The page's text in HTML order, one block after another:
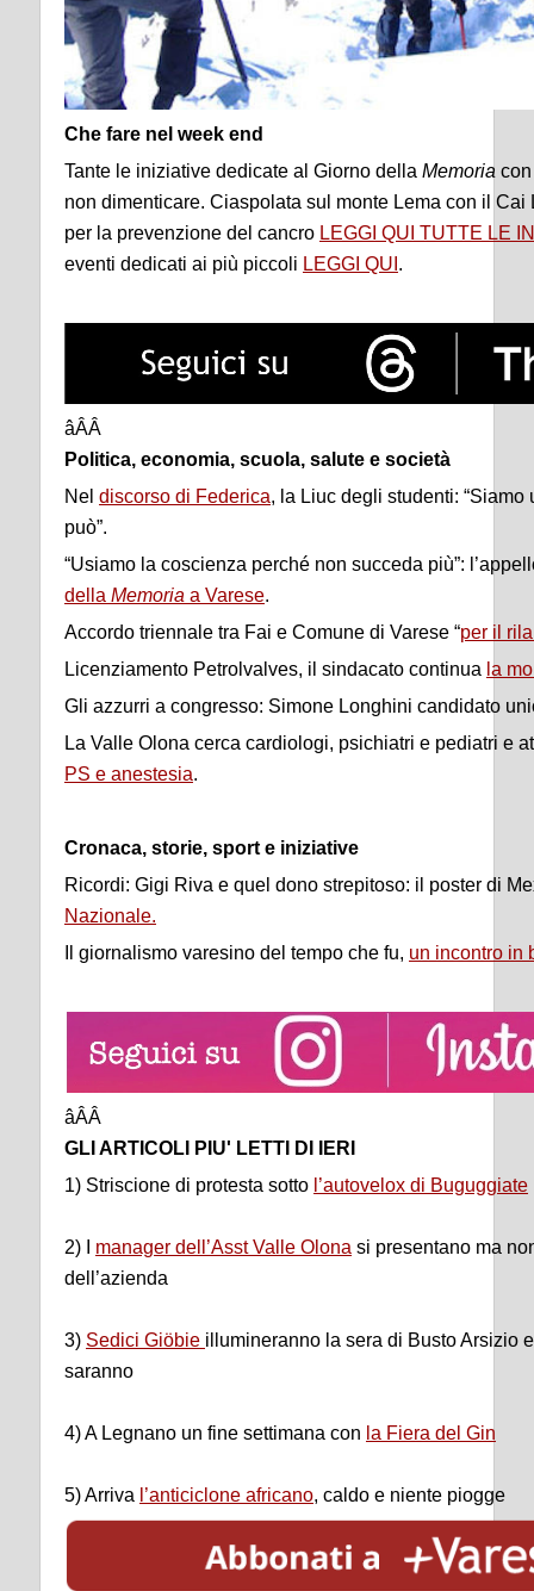
Che fare nel week end
Tante le iniziative dedicate al Giorno della Memoria
non dimenticare. Ciaspolata sul monte Lema con il
per la prevenzione del cancro LEGGI QUI TUTTE LE
eventi dedicati ai più piccoli LEGGI QUI .
âÂÂ
Politica, economia, scuola, salute e società
Nel discorso di Federica, la Liuc degli studenti:
può”.
“Usiamo la coscienza perché non succeda più”:
della Memoria a Varese.
Accordo triennale tra Fai e Comune di Varese “per il
Licenziamento Petrolvalves, il sindacato continua la
Gli azzurri a congresso: Simone Longhini candidato
La Valle Olona cerca cardiologi, psichiatri e pediatri e
PS e anestesia.
Cronaca, storie, sport e iniziative
Ricordi: Gigi Riva e quel dono strepitoso: il poster di
Nazionale.
Il giornalismo varesino del tempo che fu, un incontro in
âÂÂ
GLI ARTICOLI PIU' LETTI DI IERI
1) Striscione di protesta sotto l’autovelox di Buguggiate
2) I manager dell’Asst Valle Olona si presentano ma
dell’azienda
3) Sedici Giöbie illumineranno la sera di Busto Arsizio
saranno
4) A Legnano un fine settimana con la Fiera del Gin
5) Arriva l’anticiclone africano, caldo e niente piogge